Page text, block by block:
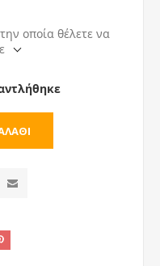
οποία θέλετε να